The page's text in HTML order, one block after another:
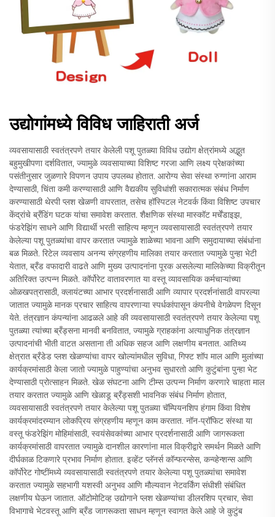
उद्योगांमध्ये विविध जाहिराती अर्ज
व्यवसायासाठी स्वतंत्रपणे तयार केलेली पशू पुतळ्या विविध उद्योग क्षेत्रांमध्ये अद्भुत
बहुमुखीपणा दर्शवितात, ज्यामुळे व्यवसायाच्या विशिष्ट गरजा आणि लक्ष्य प्रेक्षकांच्या
पसंतीनुसार जुळणारे विपणन उपाय उपलब्ध होतात. आरोग्य सेवा संस्था रुग्णांना आराम
देण्यासाठी, चिंता कमी करण्यासाठी आणि वैद्यकीय सुविधांशी सकारात्मक संबंध निर्माण
करण्यासाठी थेरपी प्लश खेळणी वापरतात, तसेच हॉस्पिटल नेटवर्क किंवा विशिष्ट उपचार
केंद्रांचे ब्रँडिंग घटक यांचा समावेश करतात. शैक्षणिक संस्था मास्कॉट मर्चेंडाइझ,
फंडरेझिंग साधने आणि विद्यार्थी भरती साहित्य म्हणून व्यवसायासाठी स्वतंत्रपणे तयार
केलेल्या पशू पुतळ्यांचा वापर करतात ज्यामुळे शाळेच्या भावना आणि समुदायाच्या संबंधांना
बळ मिळते. रिटेल व्यवसाय अनन्य संग्रहणीय मालिका तयार करतात ज्यामुळे पुन्हा भेटी
येतात, ब्रँड वफादारी वाढते आणि मुख्य उत्पादनांना पूरक असलेल्या मालिकेच्या विक्रीतून
अतिरिक्त उत्पन्न मिळते. कॉर्पोरेट वातावरणात या वस्तू व्यावसायिक कर्मचाऱ्यांच्या
ओळखपत्रासाठी, क्लायंटच्या आभार प्रदर्शनासाठी आणि व्यापार प्रदर्शनांसाठी वापरल्या
जातात ज्यामुळे मानक प्रचार साहित्य वापरणाऱ्या स्पर्धकांपासून कंपनीचे वेगळेपण दिसून
येते. तंत्रज्ञान कंपन्यांना आढळले आहे की व्यवसायासाठी स्वतंत्रपणे तयार केलेल्या पशू
पुतळ्या त्यांच्या ब्रँड्सना मानवी बनवितात, ज्यामुळे ग्राहकांना अत्याधुनिक तंत्रज्ञान
उत्पादनांची भीती वाटत असताना ती अधिक सहज आणि लक्षणीय बनतात. आतिथ्य
क्षेत्रात ब्रँडेड प्लश खेळण्यांचा वापर खोल्यांमधील सुविधा, गिफ्ट शॉप माल आणि मुलांच्या
कार्यक्रमांसाठी केला जातो ज्यामुळे पाहुण्यांचा अनुभव सुधारतो आणि कुटुंबांना पुन्हा भेट
देण्यासाठी प्रोत्साहन मिळते. खेळ संघटना आणि टीम्स उत्पन्न निर्माण करणारे चाहता माल
तयार करतात ज्यामुळे आणि खेळाडू ब्रँड्सशी भावनिक संबंध निर्माण होतात,
व्यवसायासाठी स्वतंत्रपणे तयार केलेल्या पशू पुतळ्या चॅम्पियनशिप हंगाम किंवा विशेष
कार्यक्रमांदरम्यान लोकप्रिय संग्रहणीय म्हणून काम करतात. नॉन-प्रॉफिट संस्था या
वस्तू फंडरेझिंग मोहिमांसाठी, स्वयंसेवकांच्या आभार प्रदर्शनासाठी आणि जागरूकता
कार्यक्रमांसाठी वापरतात ज्यामुळे दानशील कारणांना माल विक्रीद्वारे समर्थन मिळते आणि
दीर्घकाळ टिकणारे प्रभाव निर्माण होतात. इव्हेंट प्लॅनर्स कॉन्फरन्सेस, कन्व्हेन्शन्स आणि
कॉर्पोरेट गोष्टींमध्ये व्यवसायासाठी स्वतंत्रपणे तयार केलेल्या पशू पुतळ्यांचा समावेश
करतात ज्यामुळे सहभागी यशस्वी अनुभव आणि मौल्यवान नेटवर्किंग संधीशी संबंधित
लक्षणीय घेऊन जातात. ऑटोमोटिव्ह उद्योगाने प्लश खेळण्यांचा डीलरशिप प्रचार, सेवा
विभागाचे भेटवस्तू आणि ब्रँड जागरूकता साधन म्हणून स्वागत केले आहे जे कुटुंब